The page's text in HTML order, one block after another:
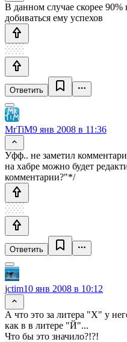
В данном случае скорее
добиваться ему успехов
Ответить
MrTiM9 янв 2008 в 11:36
Уфф.. не заметил
на хабре можно будет
комментарии?"*/
Ответить
jctim10 янв 2008 в 10:12
А что это за литера "Х" у
как в в литере "Й"...
Что бы это значило?!?!